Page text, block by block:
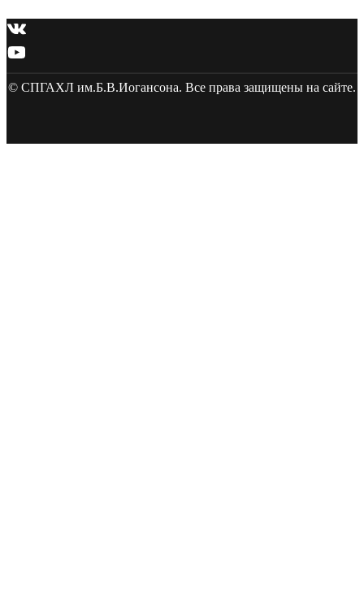
© СПГАХЛ им.Б.В.Иогансона. Все права защищены на сайте.